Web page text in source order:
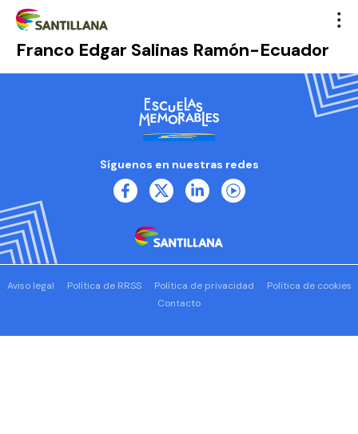
Franco Edgar Salinas Ramón-Ecuador
Síguenos en nuestras redes
Aviso legal Política de RRSS Política de privacidad
Política de cookies
Contacto